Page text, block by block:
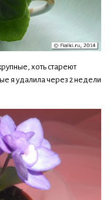
хоть стареют
я удалила через 2 недели